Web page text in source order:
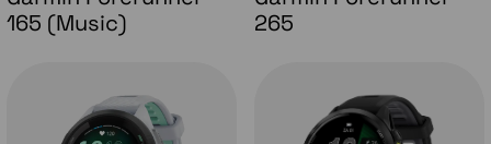
165 (Music)
265